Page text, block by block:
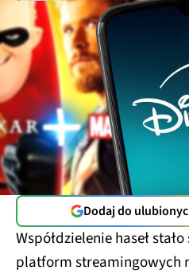
Dodaj do
Współdzielenie haseł
platform streamingowych